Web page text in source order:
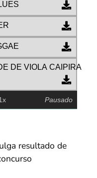
DE VIOLA CAIPIRA
Pausado
resultado de